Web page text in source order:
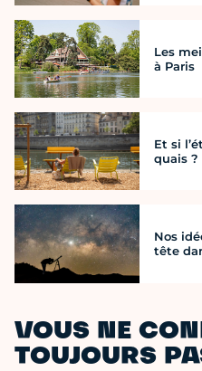
Les
à Paris
Et si
quais ?
Nos
tête
VOUS NE
TOUJOURS